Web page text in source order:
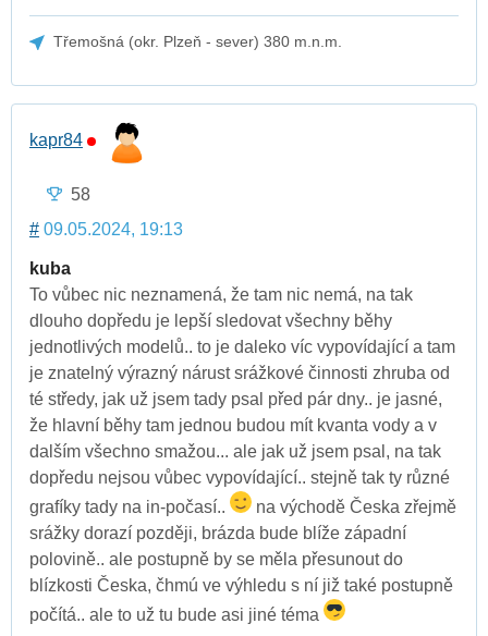
Třemošná (okr. Plzeň - sever) 380 m.n.m.
kapr84
58
# 09.05.2024, 19:13
kuba
To vůbec nic neznamená, že tam nic nemá, na tak
dlouho dopředu je lepší sledovat všechny běhy
jednotlivých modelů.. to je daleko víc vypovídající a tam
je znatelný výrazný nárust srážkové činnosti zhruba od
té středy, jak už jsem tady psal před pár dny.. je jasné,
že hlavní běhy tam jednou budou mít kvanta vody a v
dalším všechno smažou... ale jak už jsem psal, na tak
dopředu nejsou vůbec vypovídající.. stejně tak ty různé
grafíky tady na in-počasí..
na východě Česka zřejmě
srážky dorazí později, brázda bude blíže západní
polovině.. ale postupně by se měla přesunout do
blízkosti Česka, čhmú ve výhledu s ní již také postupně
počítá.. ale to už tu bude asi jiné téma